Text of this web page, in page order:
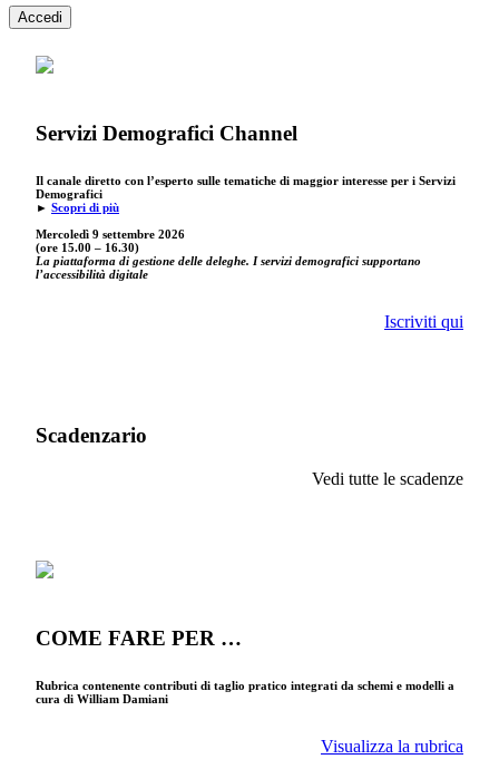
Accedi
Servizi Demografici Channel
Il canale diretto con l’esperto sulle tematiche di maggior interesse per i Servizi
Demografici
► Scopri di più
Mercoledì 9 settembre 2026
(ore 15.00 – 16.30)
La piattaforma di gestione delle deleghe. I servizi demografici supportano
l’accessibilità digitale
Iscriviti qui
Scadenzario
Vedi tutte le scadenze
COME FARE PER …
Rubrica contenente contributi di taglio pratico integrati da schemi e modelli a
cura di William Damiani
Visualizza la rubrica